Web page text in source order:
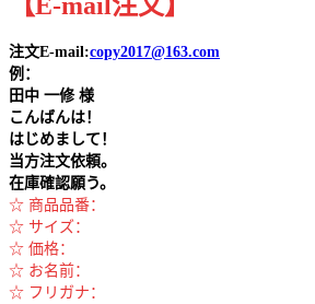
注文E-mail:copy2017@163.com
例：
田中 一修 様
こんばんは！
はじめまして！
当方注文依頼。
在庫確認願う。
☆ 商品品番：
☆ サイズ：
☆ 価格：
☆ お名前：
☆ フリガナ：